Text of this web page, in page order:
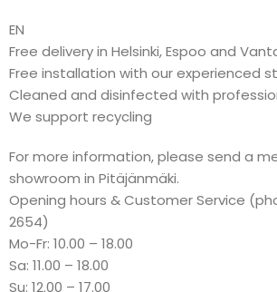
EN
Free delivery in Helsinki, Espoo and
Free installation with our experienced
Cleaned and disinfected with
We support recycling
For more information, please send a
showroom in Pitäjänmäki.
Opening hours & Customer Service
2654)
Mo-Fr: 10.00 – 18.00
Sa: 11.00 – 18.00
Su: 12.00 – 17.00